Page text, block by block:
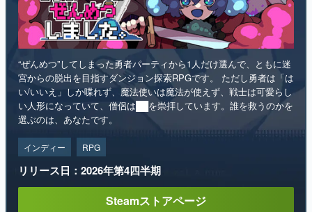
“ぜんめつ”してしまった勇者パーティから1人だけ選んで、ともに迷
宮からの脱出を目指すダンジョン探索RPGです。 ただし勇者は「は
い/いいえ」しか喋れず、魔法使いは魔法が使えず、戦士は可愛らし
い人形になっていて、僧侶は██を崇拝しています。誰を救うのかを
選ぶのは、あなたです。
インディー RPG
リリース日：2026年第4四半期
Steamストアページ